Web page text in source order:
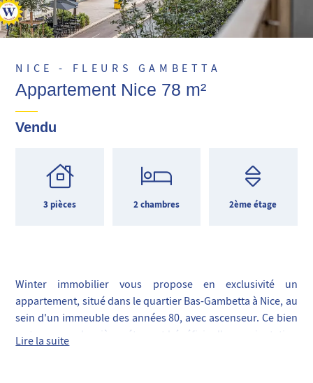
NICE - FLEURS GAMBETTA
Appartement Nice 78 m²
Vendu
3 pièces 2 chambres 2ème étage
Winter immobilier vous propose en exclusivité un
appartement, situé dans le quartier Bas-Gambetta à Nice, au
sein d'un immeuble des années 80, avec ascenseur. Ce bien
se trouve au deuxième étage et bénéficie d'une orientation
Lire la suite